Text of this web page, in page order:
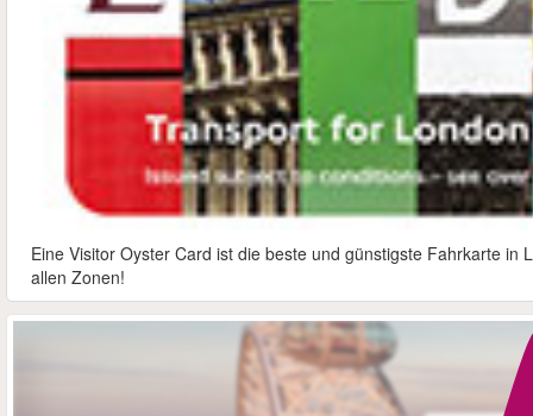
Eine Visitor Oyster Card ist die beste und günstigste Fahrkarte
allen Zonen!